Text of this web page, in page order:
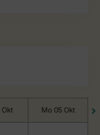
Okt Mo 05 Okt